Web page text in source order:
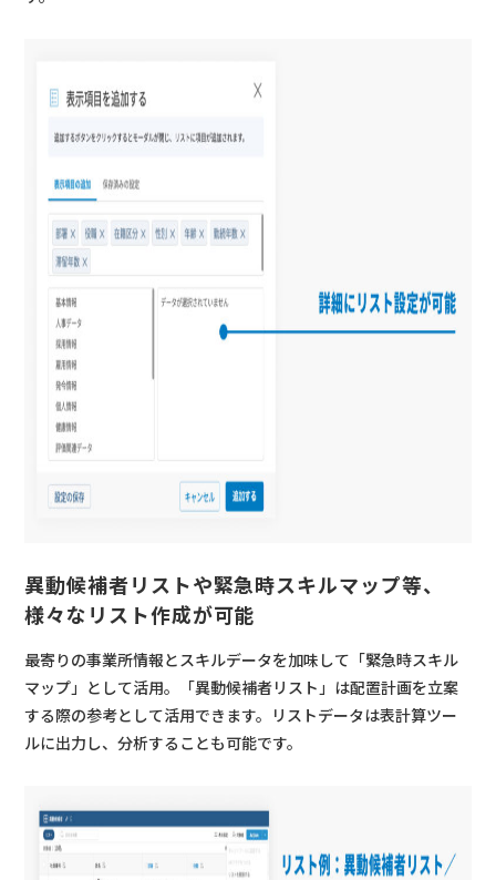
異動候補者リストや緊急時スキルマップ等、
様々なリスト作成が可能
最寄りの事業所情報とスキルデータを加味して「緊急時スキル
マップ」として活用。「異動候補者リスト」は配置計画を立案
する際の参考として活用できます。リストデータは表計算ツー
ルに出力し、分析することも可能です。